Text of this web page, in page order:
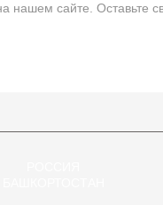
сайте. Оставьте